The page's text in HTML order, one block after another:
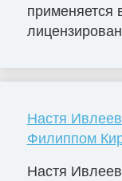
применяется
Настя
Филиппом
Настя